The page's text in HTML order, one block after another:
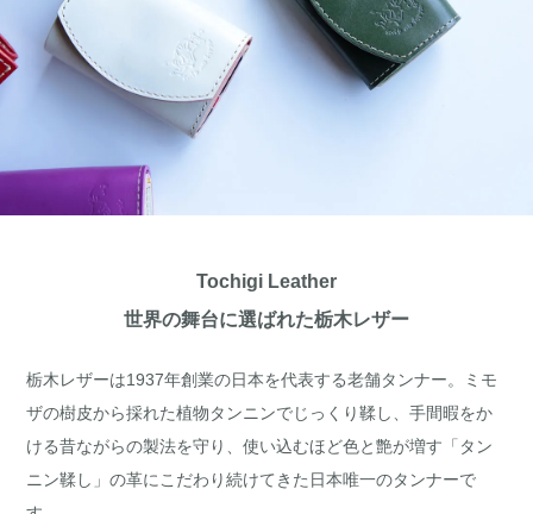
Tochigi Leather
世界の舞台に選ばれた栃木レザー
栃木レザーは1937年創業の日本を代表する老舗タンナー。ミモ
ザの樹皮から採れた植物タンニンでじっくり鞣し、手間暇をか
ける昔ながらの製法を守り、使い込むほど色と艶が増す「タン
ニン鞣し」の革にこだわり続けてきた日本唯一のタンナーで